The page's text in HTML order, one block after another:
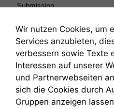
Submission
Teilungsklage
Venezuela
VRK
Wiederherstellungsanordnung
Zivilprozessordnung
ZPO
Zustellfiktion
Zuständigkeit
Wir nutzen Cookies, um
Services anzubieten,
verbessern sowie Texte
Interessen auf unserer
und Partnerwebseiten
sich die Cookies durch
Gruppen anzeigen